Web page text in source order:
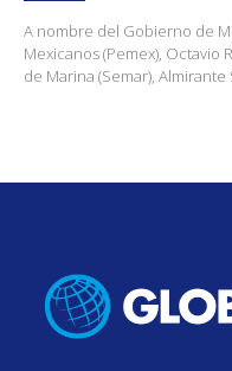
A nombre del Gobierno de
Mexicanos (Pemex),
de Marina (Semar), Almirante